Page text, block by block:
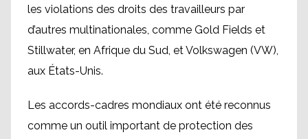
les violations des droits des travailleurs par
d’autres multinationales, comme Gold Fields et
Stillwater, en Afrique du Sud, et Volkswagen (VW),
aux États-Unis.
Les accords-cadres mondiaux ont été reconnus
comme un outil important de protection des